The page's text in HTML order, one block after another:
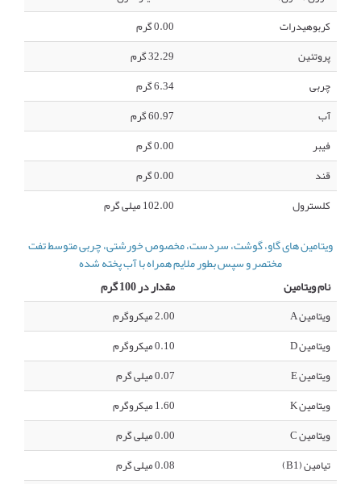
کربوهیدرات
0.00 گرم
پروتئین
32.29 گرم
چربی
6.34 گرم
آب
60.97 گرم
فیبر
0.00 گرم
قند
0.00 گرم
کلسترول
102.00 میلی گرم
ویتامین های گاو، گوشت، سردست، مخصوص خورشتی، چربی متوسط تفت
مختصر و سپس بطور ملایم همراه با آب پخته شده
نام ویتامین
مقدار در 100 گرم
ویتامین A
2.00 میکروگرم
ویتامین D
0.10 میکروگرم
ویتامین E
0.07 میلی گرم
ویتامین K
1.60 میکروگرم
ویتامین C
0.00 میلی گرم
تیامین (B1)
0.08 میلی گرم